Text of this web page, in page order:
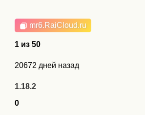
mr6.RaiCloud.ru
1 из 50
20672 дней назад
1.18.2
0